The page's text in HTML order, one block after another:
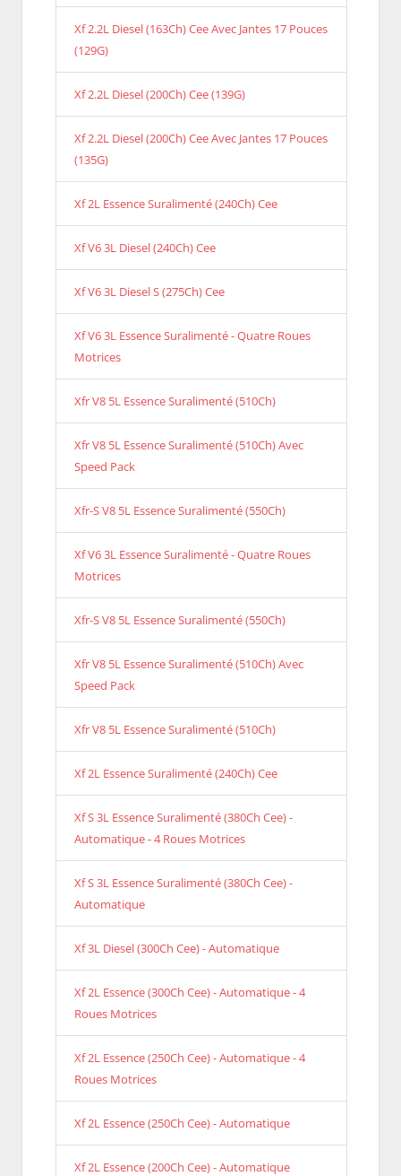
Xf 2.2L Diesel (163Ch) Cee Avec Jantes 17 Pouces
(129G)
Xf 2.2L Diesel (200Ch) Cee (139G)
Xf 2.2L Diesel (200Ch) Cee Avec Jantes 17 Pouces
(135G)
Xf 2L Essence Suralimenté (240Ch) Cee
Xf V6 3L Diesel (240Ch) Cee
Xf V6 3L Diesel S (275Ch) Cee
Xf V6 3L Essence Suralimenté - Quatre Roues
Motrices
Xfr V8 5L Essence Suralimenté (510Ch)
Xfr V8 5L Essence Suralimenté (510Ch) Avec
Speed Pack
Xfr-S V8 5L Essence Suralimenté (550Ch)
Xf V6 3L Essence Suralimenté - Quatre Roues
Motrices
Xfr-S V8 5L Essence Suralimenté (550Ch)
Xfr V8 5L Essence Suralimenté (510Ch) Avec
Speed Pack
Xfr V8 5L Essence Suralimenté (510Ch)
Xf 2L Essence Suralimenté (240Ch) Cee
Xf S 3L Essence Suralimenté (380Ch Cee) -
Automatique - 4 Roues Motrices
Xf S 3L Essence Suralimenté (380Ch Cee) -
Automatique
Xf 3L Diesel (300Ch Cee) - Automatique
Xf 2L Essence (300Ch Cee) - Automatique - 4
Roues Motrices
Xf 2L Essence (250Ch Cee) - Automatique - 4
Roues Motrices
Xf 2L Essence (250Ch Cee) - Automatique
Xf 2L Essence (200Ch Cee) - Automatique